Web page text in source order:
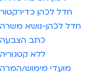
חדל לכהן כדירקטור
חדל לכהן-נושא משרה
כתב הצבעה
ללא קטגוריה
מועדי מימוש/המרה